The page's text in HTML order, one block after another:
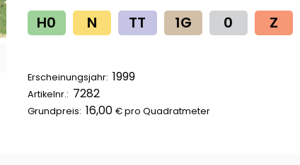
H0 N TT 1G 0 Z
Erscheinungsjahr: 1999
Artikelnr.: 7282
Grundpreis: 16,00 € pro Quadratmeter